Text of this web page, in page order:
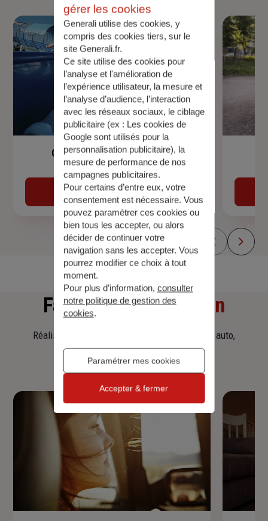
Garantie Accidents de la Vie
Découvrir
Faitesune simulation
Réalisez une simulation tarifaire d'assurance, auto,
habitation, prêt immobilier.
gérer les cookies
Generali utilise des cookies, y
compris des cookies tiers, sur le
site Generali.fr.
Ce site utilise des cookies pour
l’analyse et l'amélioration de
l’expérience utilisateur, la mesure et
l’analyse d’audience, l’interaction
avec les réseaux sociaux, le ciblage
publicitaire (ex : Les cookies de
Google sont utilisés pour la
personnalisation publicitaire), la
mesure de performance de nos
campagnes publicitaires.
Pour certains d’entre eux, votre
consentement est nécessaire. Vous
pouvez paramétrer ces cookies ou
bien tous les accepter, ou alors
décider de continuer votre
navigation sans les accepter. Vous
pourrez modifier ce choix à tout
moment.
Pour plus d’information, consulter
notre politique de gestion des
cookies.
Paramétrer mes cookies
Accepter & fermer